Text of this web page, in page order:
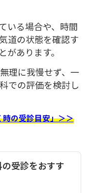
いる場合や、時間
道の状態を確認す
があります。
理に我慢せず、一
での評価を検討し
の受診目安」＞＞
受診をおすす